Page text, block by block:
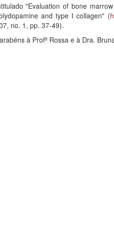
"Evaluation of bone
and type I collagen" (
no. 1, pp. 37-49).
à Profª Rossa e à Dra.